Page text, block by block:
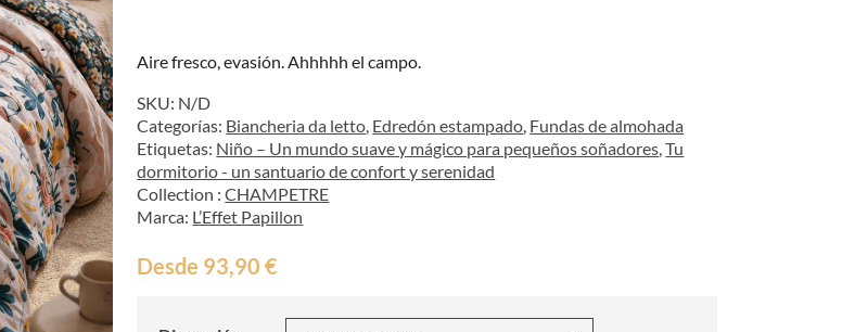
Aire fresco, evasión. Ahhhhh el campo.
SKU: N/D
Categorías: Biancheria da letto, Edredón estampado, Fundas de almohada
Etiquetas: Niño – Un mundo suave y mágico para pequeños soñadores,Tu
dormitorio - un santuario de confort y serenidad
Collection :CHAMPETRE
Marca: L’Effet Papillon
Desde 93,90€